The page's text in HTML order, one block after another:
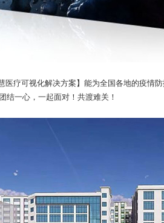
疗可视化解决方案】能为全国各地的疫情
结一心，一起面对！共渡难关！